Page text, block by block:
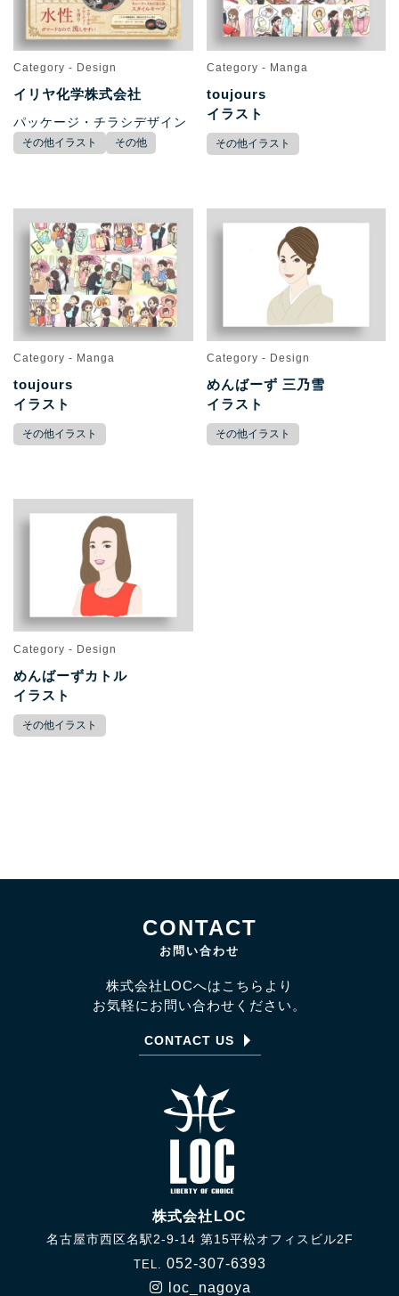
Category - Design
イリヤ化学株式会社
パッケージ・チラシデザイン
その他イラスト その他
Category - Manga
toujours
イラスト
その他イラスト
Category - Manga
toujours
イラスト
その他イラスト
Category - Design
めんばーず 三乃雪
イラスト
その他イラスト
Category - Design
めんばーずカトル
イラスト
その他イラスト
CONTACT
お問い合わせ
株式会社LOCへはこちらより
お気軽にお問い合わせください。
CONTACT US
株式会社LOC
名古屋市西区名駅2-9-14 第15平松オフィスビル2F
TEL.
052-307-6393
loc_nagoya